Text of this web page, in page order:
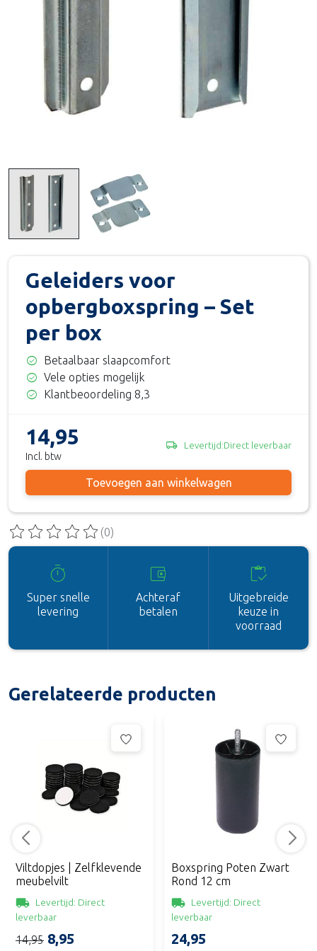
Geleiders voor
opbergboxspring – Set
per box
check_circle Betaalbaar slaapcomfort
check_circle Vele opties mogelijk
check_circle Klantbeoordeling 8,3
14,95
Incl. btw
local_shipping Levertijd:Direct leverbaar
Toevoegen aan winkelwagen
De beoordeling van dit product is
(0)
timer
Super snelle
levering
account_balance_wallet
Achteraf
betalen
inventory
Uitgebreide
keuze in
voorraad
Gerelateerde producten
Viltdopjes | Zelfklevende
meubelvilt
Levertijd: Direct
leverbaar
8,95
14,95
Boxspring Poten Zwart
Rond 12 cm
Levertijd: Direct
leverbaar
24,95